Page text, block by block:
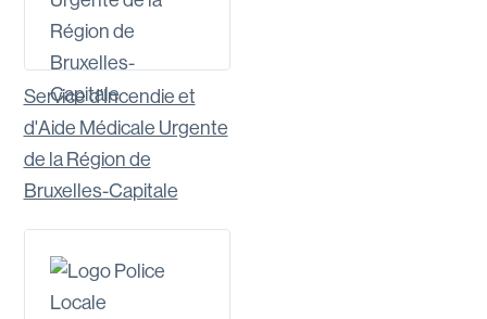
Service d'Incendie et
d'Aide Médicale Urgente
de la Région de
Bruxelles-Capitale